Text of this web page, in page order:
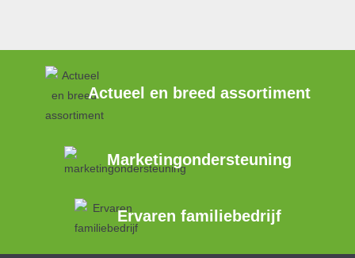
Actueel en breed assortiment
Marketingondersteuning
Ervaren familiebedrijf